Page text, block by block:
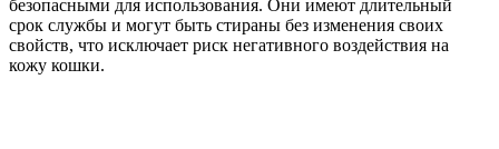
безопасными для использования. Они имеют длительный
срок службы и могут быть стираны без изменения своих
свойств, что исключает риск негативного воздействия на
кожу кошки.